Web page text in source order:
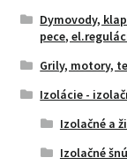
Dymovody,
pece,
Grily, motory,
Izolácie -
Izolačné a
Izolačné